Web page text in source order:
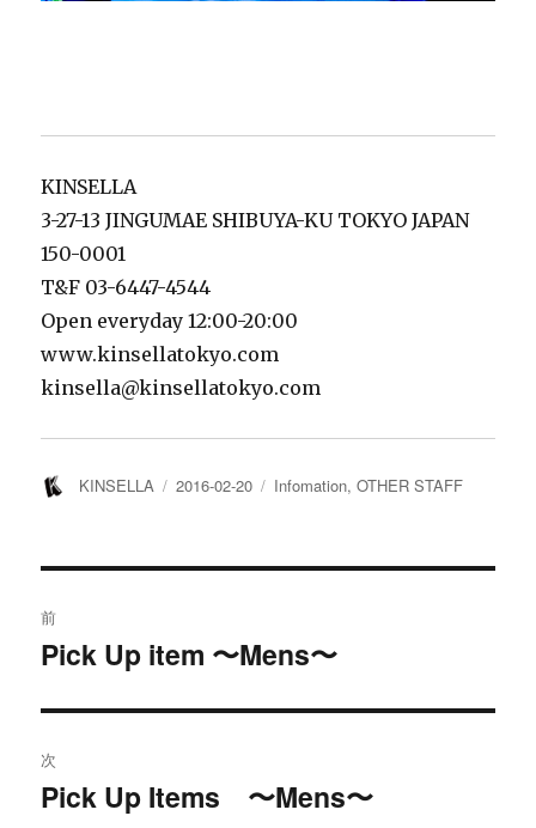
KINSELLA
3-27-13 JINGUMAE SHIBUYA-KU TOKYO JAPAN
150-0001
T&F 03-6447-4544
Open everyday 12:00-20:00
www.kinsellatokyo.com
kinsella@kinsellatokyo.com
投
KINSELLA
投
2016-02-20
カ
Infomation,OTHER STAFF
稿
ビ
ゲ
前
過
の
投
稿:
Pick Up item 〜Mens〜
次
次
Pick Up Items 〜Mens〜